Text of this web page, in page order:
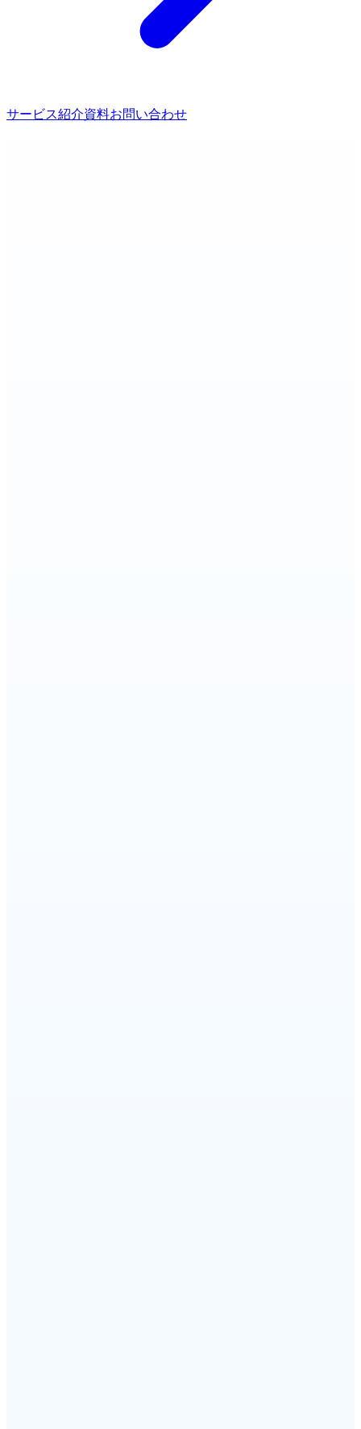
サービス紹介資料お問い合わせ